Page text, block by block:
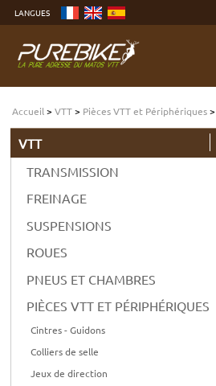
contenu
menu
Aller
LANGUES
Accueil >VTT> Pièces VTT et Périphériques>
VTT
TRANSMISSION
FREINAGE
SUSPENSIONS
ROUES
PNEUS ET CHAMBRES
PIÈCES VTT ET PÉRIPHÉRIQUES
Cintres - Guidons
Colliers de selle
Jeux de direction